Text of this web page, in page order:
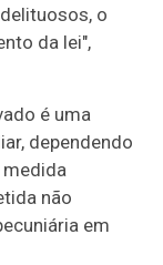
o
da lei",
é uma
dependendo
não
em